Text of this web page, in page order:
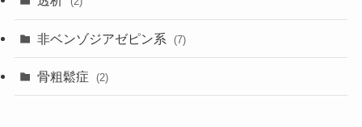
非ベンゾジアゼピン系 (7)
骨粗鬆症 (2)